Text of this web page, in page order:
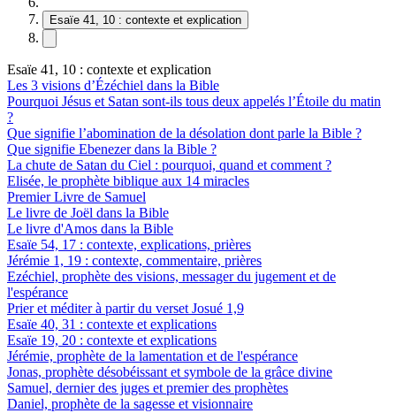
Esaïe 41, 10 : contexte et explication
Esaïe 41, 10 : contexte et explication
Les 3 visions d’Ézéchiel dans la Bible
Pourquoi Jésus et Satan sont-ils tous deux appelés l’Étoile du matin
?
Que signifie l’abomination de la désolation dont parle la Bible ?
Que signifie Ebenezer dans la Bible ?
La chute de Satan du Ciel : pourquoi, quand et comment ?
Elisée, le prophète biblique aux 14 miracles
Premier Livre de Samuel
Le livre de Joël dans la Bible
Le livre d'Amos dans la Bible
Esaïe 54, 17 : contexte, explications, prières
Jérémie 1, 19 : contexte, commentaire, prières
Ezéchiel, prophète des visions, messager du jugement et de
l'espérance
Prier et méditer à partir du verset Josué 1,9
Esaïe 40, 31 : contexte et explications
Esaïe 19, 20 : contexte et explications
Jérémie, prophète de la lamentation et de l'espérance
Jonas, prophète désobéissant et symbole de la grâce divine
Samuel, dernier des juges et premier des prophètes
Daniel, prophète de la sagesse et visionnaire